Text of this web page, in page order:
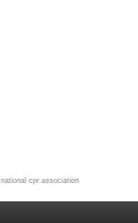
national cpr association